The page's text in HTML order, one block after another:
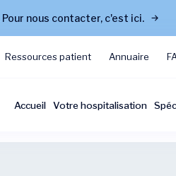
Pour nous contacter, c'est ici.
Ressources patient Annuaire
Accueil Votre hospitalisation